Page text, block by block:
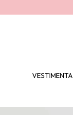
VESTIMENTA